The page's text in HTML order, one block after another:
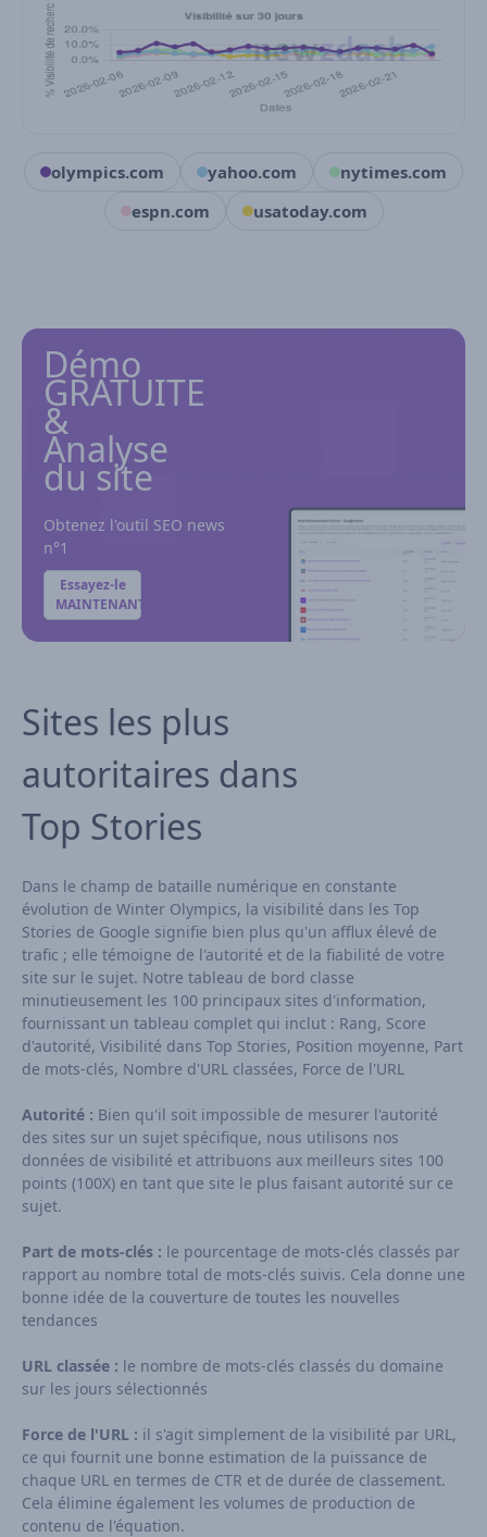
olympics.com yahoo.com
nytimes.com
espn.com
usatoday.com
Démo
GRATUITE
&
Analyse
du site
Obtenez l'outil SEO news
n°1
Essayez-le
MAINTENANT
Sites les plus
autoritaires dans
Top Stories
Dans le champ de bataille numérique en constante
évolution de Winter Olympics, la visibilité dans les Top
Stories de Google signifie bien plus qu'un afflux élevé de
trafic ; elle témoigne de l'autorité et de la fiabilité de votre
site sur le sujet. Notre tableau de bord classe
minutieusement les 100 principaux sites d'information,
fournissant un tableau complet qui inclut : Rang, Score
d'autorité, Visibilité dans Top Stories, Position moyenne, Part
de mots-clés, Nombre d'URL classées, Force de l'URL
Autorité : Bien qu'il soit impossible de mesurer l'autorité
des sites sur un sujet spécifique, nous utilisons nos
données de visibilité et attribuons aux meilleurs sites 100
points (100X) en tant que site le plus faisant autorité sur ce
sujet.
Part de mots-clés : le pourcentage de mots-clés classés par
rapport au nombre total de mots-clés suivis. Cela donne une
bonne idée de la couverture de toutes les nouvelles
tendances
URL classée : le nombre de mots-clés classés du domaine
sur les jours sélectionnés
Force de l'URL : il s'agit simplement de la visibilité par URL,
ce qui fournit une bonne estimation de la puissance de
chaque URL en termes de CTR et de durée de classement.
Cela élimine également les volumes de production de
contenu de l'équation.